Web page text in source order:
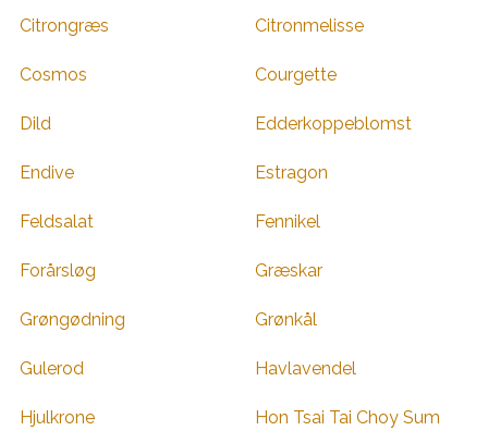
Citrongræs Citronmelisse
Cosmos Courgette
Dild Edderkoppeblomst
Endive Estragon
Feldsalat Fennikel
Forårsløg Græskar
Grøngødning Grønkål
Gulerod Havlavendel
Hjulkrone Hon Tsai Tai Choy Sum